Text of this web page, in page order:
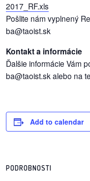
podpora
podporte
nás
zázemie
2017_RF.xls
Pošlite nám vyplnený
ba@taoist.sk
Kontakt a informácie
Ďalšie informácie Vám
ba@taoist.sk alebo na
Add to calendar
PODROBNOSTI